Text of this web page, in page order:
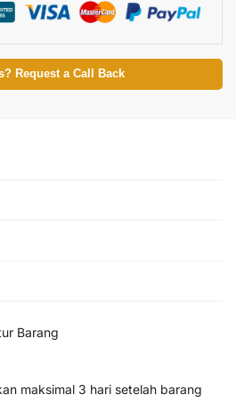
Request a Call Back
Barang
maksimal 3 hari setelah barang